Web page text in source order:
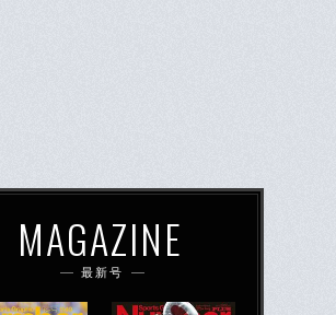
MAGAZINE
最新号